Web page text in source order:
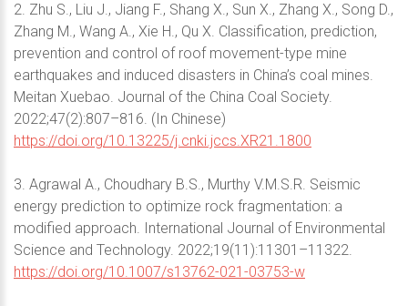
2. Zhu S., Liu J., Jiang F., Shang X., Sun X., Zhang X., Song D.,
Zhang M., Wang A., Xie H., Qu X. Classification, prediction,
prevention and control of roof movement-type mine
earthquakes and induced disasters in China’s coal mines.
Meitan Xuebao. Journal of the China Coal Society.
2022;47(2):807–816. (In Chinese)
https://doi.org/10.13225/j.cnki.jccs.XR21.1800
3. Agrawal A., Choudhary B.S., Murthy V.M.S.R. Seismic
energy prediction to optimize rock fragmentation: a
modified approach. International Journal of Environmental
Science and Technology. 2022;19(11):11301–11322.
https://doi.org/10.1007/s13762-021-03753-w